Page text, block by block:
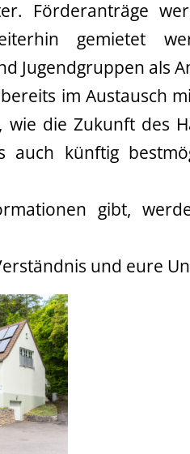
Förderanträge
gemietet
Jugendgruppen als
im Austausch
wie die Zukunft des
auch künftig
gibt,
und eure